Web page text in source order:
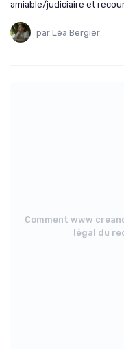
amiable/judiciaire et
par Léa Bergier
Comment www
légal du